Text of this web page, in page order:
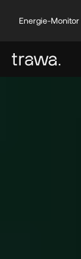
Energie-
Energie-